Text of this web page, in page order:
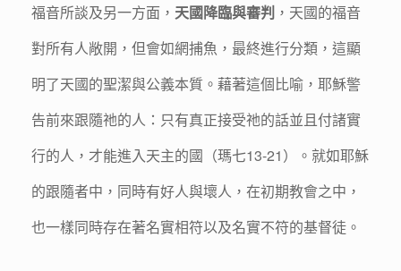
福音所談及另一方面， 天國降臨與審判 ，天國的福音
對所有人敞開，但會如網捕魚，最終進行分類，這顯
明了天國的聖潔與公義本質。藉著這個比喻，耶穌警
告前來跟隨祂的人：只有真正接受祂的話並且付諸實
行的人，才能進入天主的國（瑪七13-21）。就如耶穌
的跟隨者中，同時有好人與壞人，在初期教會之中，
也一樣同時存在著名實相符以及名實不符的基督徒。